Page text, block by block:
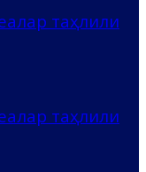
таҳлили
таҳлили